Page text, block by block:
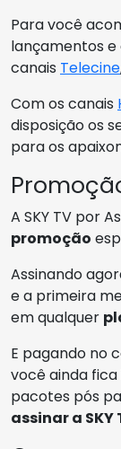
Para você
lançamentos e
canais Telecine
Com os canais
disposição os
para os
A SKY TV por
promoção
Assinando
e a primeira
em qualquer
E pagando no
você ainda
pacotes pós
assinar a SKY